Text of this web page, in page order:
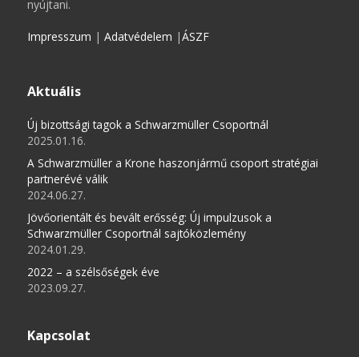
nyújtani.
Impresszum | Adatvédelem |ÁSZF
Aktuális
Új bizottsági tagok a Schwarzmüller Csoportnál
2025.01.16.
A Schwarzmüller a Krone haszonjármű csoport stratégiai
partnerévé válik
2024.06.27.
Jövőorientált és bevált erősség: Új impulzusok a
Schwarzmüller Csoportnál sajtóközlemény
2024.01.29.
2022 – a szélsőségek éve
2023.09.27.
Kapcsolat